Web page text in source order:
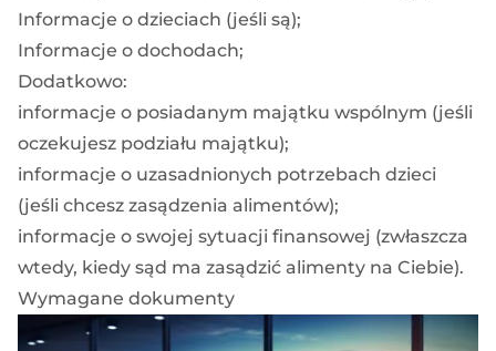
Informacje o dzieciach (jeśli są);
Informacje o dochodach;
Dodatkowo:
informacje o posiadanym majątku wspólnym (jeśli
oczekujesz podziału majątku);
informacje o uzasadnionych potrzebach dzieci
(jeśli chcesz zasądzenia alimentów);
informacje o swojej sytuacji finansowej (zwłaszcza
wtedy, kiedy sąd ma zasądzić alimenty na Ciebie).
Wymagane dokumenty